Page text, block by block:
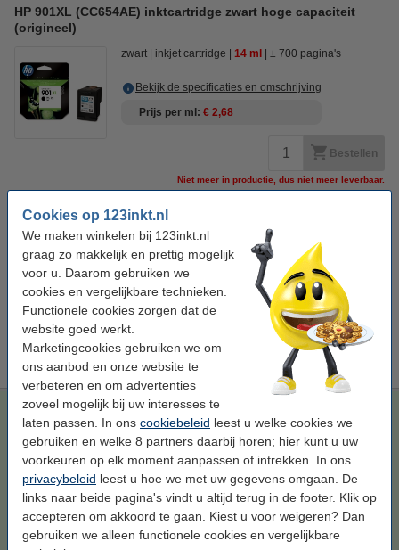
Cookies op 123inkt.nl
We maken winkelen bij 123inkt.nl
graag zo makkelijk en prettig mogelijk
voor u. Daarom gebruiken we
cookies en vergelijkbare technieken.
Functionele cookies zorgen dat de
website goed werkt.
Marketingcookies gebruiken we om
ons aanbod en onze website te
verbeteren en om advertenties
zoveel mogelijk bij uw interesses te
laten passen. In ons cookiebeleid leest u welke cookies we
gebruiken en welke 8 partners daarbij horen; hier kunt u uw
voorkeuren op elk moment aanpassen of intrekken. In ons
privacybeleid leest u hoe we met uw gegevens omgaan. De
links naar beide pagina's vindt u altijd terug in de footer. Klik op
accepteren om akkoord te gaan. Kiest u voor weigeren? Dan
gebruiken we alleen functionele cookies en vergelijkbare
HP 901XL (CC654AE) inktcartridge zwart hoge capaciteit
(origineel)
zwart inkjet cartridge 14 ml ± 700 pagina's
Bekijk de specificaties en omschrijving
Prijs per ml
€ 2,68
Bestellen
Niet meer in productie, dus niet meer leverbaar.
Bespaar54,3% op uw inkt (zonder kwaliteitsverlies)!
Bespaar op uw afdrukkosten. Én met6 ml meer inhoud
123inkt huismerk vervangt HP 901XL (CC654AE)
inktcartridge zwart hoge capaciteit
€ 24,50
Tip
Wij adviseren u om i.p.v. deze cartridge het 123inkt huismerk te
nemen.
123inkt huismerk vervangt HP 901XL (CC654AE)
inktcartridge zwart hoge capaciteit
Bekijk de specificaties en omschrijving
Bespaar54,3%op uw inkt (zonder
kwaliteitsverlies)!
Direct leverbaar